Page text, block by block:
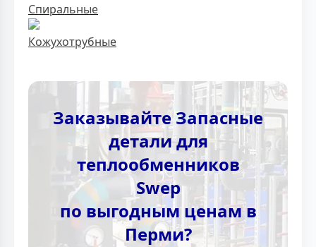
Спиральные
Кожухотрубные
Заказывайте Запасные
детали для
теплообменников
Swep
по выгодным ценам в
Перми?